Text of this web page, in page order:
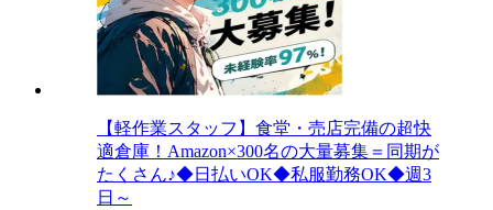
【軽作業スタッフ】食堂・売店完備の超快
適倉庫！Amazon×300名の大量募集＝同期が
たくさん♪◆日払いOK◆私服勤務OK◆週3
日～